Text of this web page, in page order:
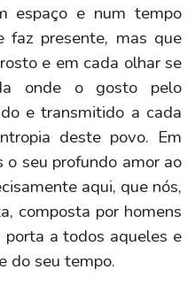
espaço e num tempo
faz presente, mas que
e em cada olhar se
onde o gosto pelo
e transmitido a cada
deste povo. Em
seu profundo amor ao
aqui, que nós,
composta por homens
porta a todos aqueles e
do seu tempo.